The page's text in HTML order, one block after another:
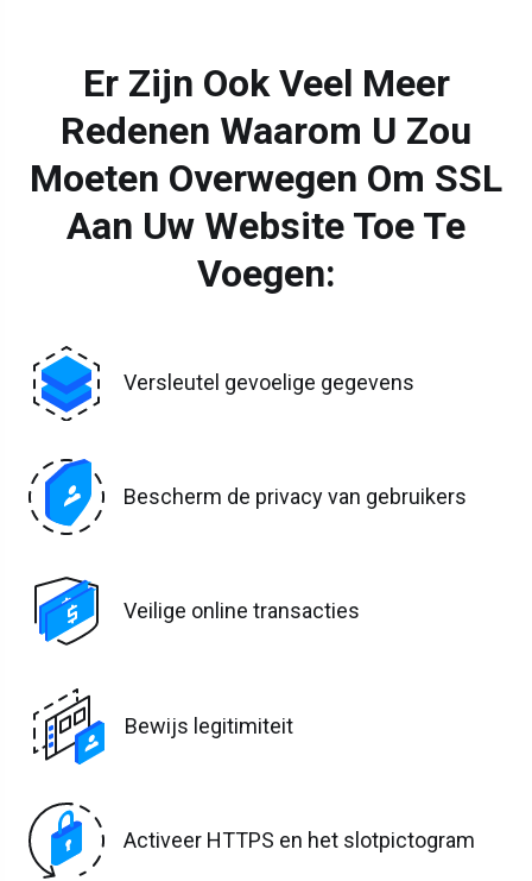
Er Zijn Ook Veel Meer
Redenen Waarom U Zou
Moeten Overwegen Om SSL
Aan Uw Website Toe Te
Voegen:
Versleutel gevoelige gegevens
Bescherm de privacy van gebruikers
Veilige online transacties
Bewijs legitimiteit
Activeer HTTPS en het slotpictogram